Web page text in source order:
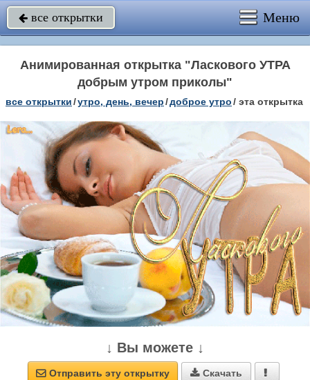
 все открытки Меню
Анимированная открытка "Ласкового УТРА
добрым утром приколы"
все открытки/утро, день, вечер/доброе утро/ эта открытка
↓ Вы можете ↓
 Отправить эту открытку  Скачать 